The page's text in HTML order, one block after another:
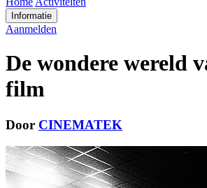
Informatie
Aanmelden
De wondere wereld
film
Door CINEMATEK